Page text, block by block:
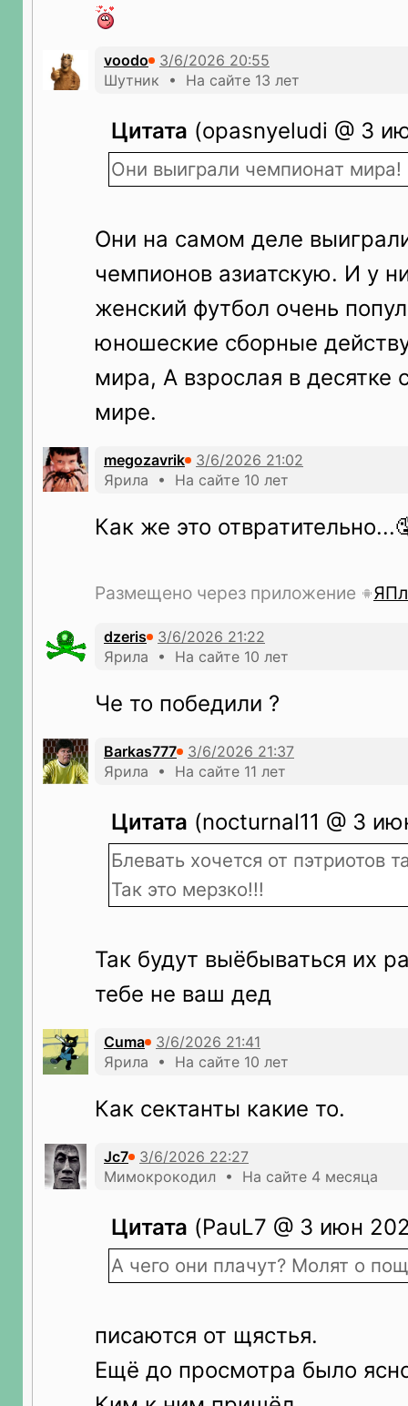
voodo
Шутник • На сайте 13 лет
Цитата (opasnyeludi @ 3
Они выиграли чемпионат мира!
Они на самом деле
чемпионов азиатскую. И у
женский футбол очень
юношеские сборные
мира, А взрослая в десятке
мире.
megozavrik
Ярила • На сайте 10 лет
Как же это
Размещено через приложение
dzeris
Ярила • На сайте 10 лет
Че то победили ?
Barkas777
Ярила • На сайте 11 лет
Цитата (nocturnal11 @ 3
Блевать хочется от пэтриотов
Так это мерзко!!!
Так будут выёбываться их
тебе не ваш дед
Cuma
Ярила • На сайте 10 лет
Как сектанты какие то.
Jc7
Мимокрокодил • На сайте 4 месяца
Цитата (PauL7 @ 3 июн
А чего они плачут? Молят о
писаются от щястья.
Ещё до просмотра было